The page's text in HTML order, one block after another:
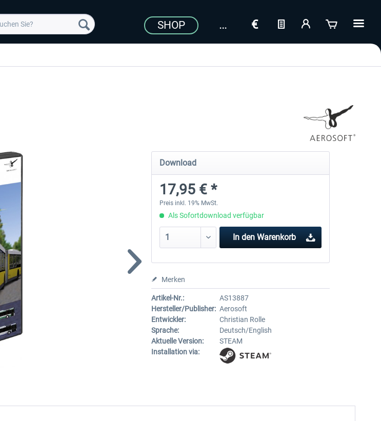
SHOP
Download
17,95 € *
Preis inkl. 19% MwSt.
Als Sofortdownload verfügbar
In den Warenkorb
Merken
Artikel-Nr.:
AS13887
Hersteller/Publisher: Aerosoft
Entwickler:
Christian Rolle
Sprache:
Deutsch/English
Aktuelle Version:
STEAM
Installation via: